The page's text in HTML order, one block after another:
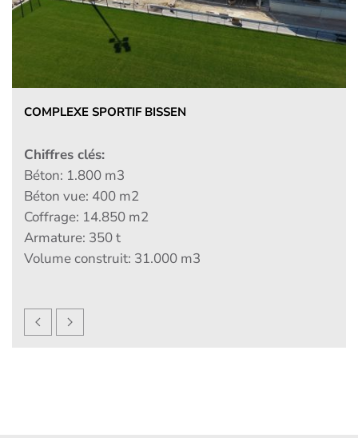
CENTRE SPORTIF ET DE TENNIS JUNGLINSTER
Chiffres clés:
Béton: 2.700 m3
Béton vue: 4.150 m2
Coffrage: 9.500 m3
Armature: 330 t
Surface brut:5.250 m2
Façade bardage bois: 3.000 m2